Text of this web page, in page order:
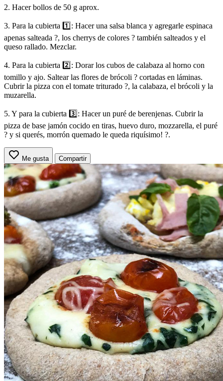
2. Hacer bollos de 50 g aprox.
3. Para la cubierta 1️⃣: Hacer una salsa blanca y agregarle espinaca
apenas salteada ?, los cherrys de colores ? también salteados y el
queso rallado. Mezclar.
4. Para la cubierta 2️⃣: Dorar los cubos de calabaza al horno con
tomillo y ajo. Saltear las flores de brócoli ? cortadas en láminas.
Cubrir la pizza con el tomate triturado ?, la calabaza, el brócoli y la
muzarella.
5. Y para la cubierta 3️⃣: Hacer un puré de berenjenas. Cubrir la
pizza de base jamón cocido en tiras, huevo duro, mozzarella, el puré
? y si querés, morrón quemado le queda riquísimo! ?.
Me gusta Compartir